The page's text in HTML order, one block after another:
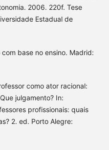
2006. 220f. Tese
Estadual de
base no ensino. Madrid:
como ator racional:
julgamento? In:
profissionais: quais
2. ed. Porto Alegre: